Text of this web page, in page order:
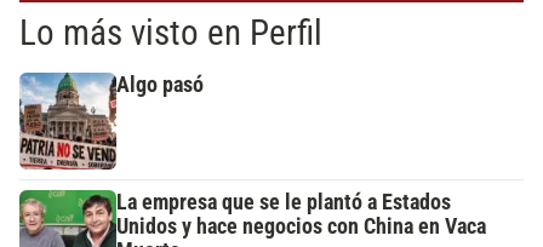
Lo más visto en Perfil
Algo pasó
La empresa que se le plantó a Estados
Unidos y hace negocios con China en Vaca